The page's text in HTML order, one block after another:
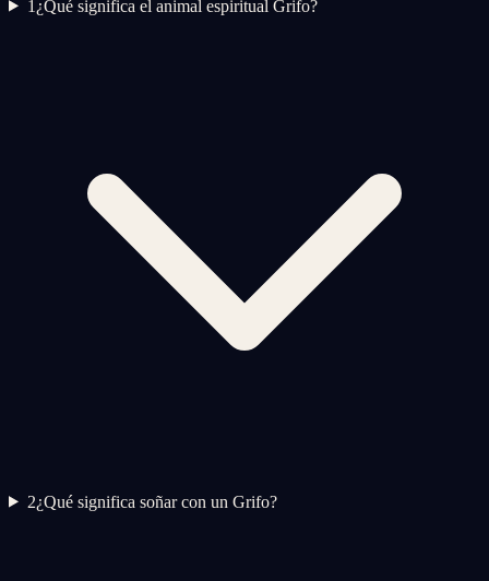
1 ¿Qué significa el animal espiritual Grifo?
2¿Qué significa soñar con un Grifo?